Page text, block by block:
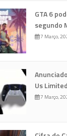
GTA 6
segundo
7 Março,
Us
7 Março,